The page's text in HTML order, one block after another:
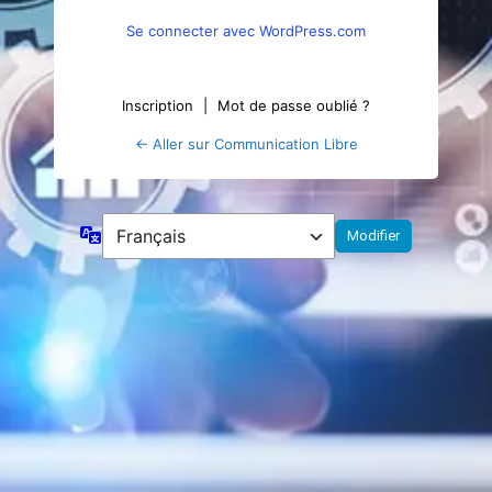
Se connecter avec WordPress.com
Inscription Mot de passe oublié ?
← Aller sur Communication Libre
Langue